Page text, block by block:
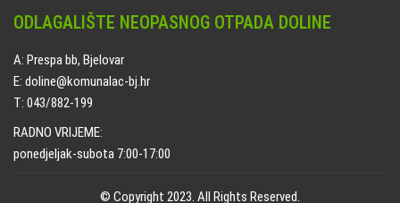
ODLAGALIŠTE NEOPASNOG OTPADA DOLINE
A: Prespa bb, Bjelovar
E: doline@komunalac-bj.hr
T: 043/882-199
RADNO VRIJEME:
ponedjeljak-subota 7:00-17:00
© Copyright 2023. All Rights Reserved.